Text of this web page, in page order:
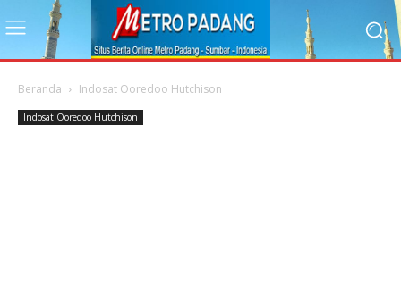
Beranda Indosat Ooredoo Hutchison
Indosat Ooredoo Hutchison